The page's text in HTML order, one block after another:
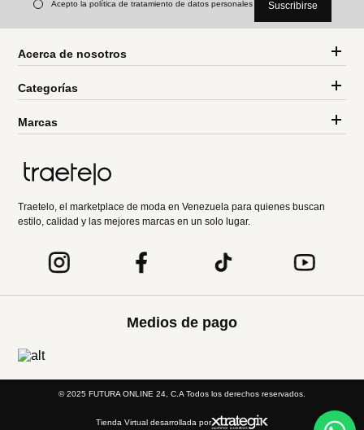
Acepto la política de tratamiento de datos personales Suscribirse
Acerca de nosotros
Categorías
Marcas
Traetelo, el marketplace de moda en Venezuela para quienes buscan
estilo, calidad y las mejores marcas en un solo lugar.
Medios de pago
© 2025 FUTURA ONLINE 24, C.A Todos los derechos reservados.
Tienda Virtual desarrollada por